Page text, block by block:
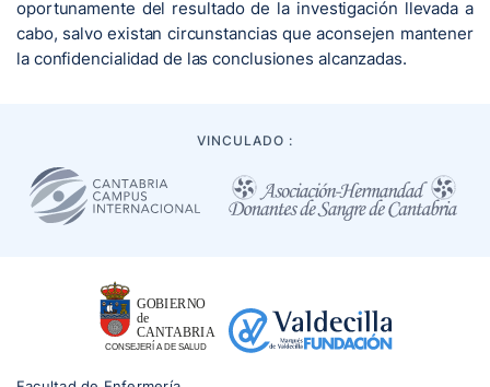
oportunamente del resultado de la investigación llevada a
cabo, salvo existan circunstancias que aconsejen mantener
la confidencialidad de las conclusiones alcanzadas.
VINCULADO :